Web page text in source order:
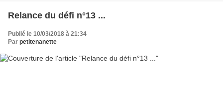
Relance du défi n°13 ...
Publié le 10/03/2018 à 21:34
Par petitenanette